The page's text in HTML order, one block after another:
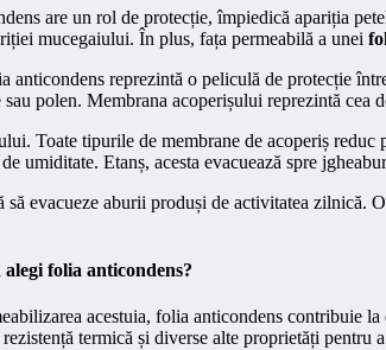
are un rol de protecție, împiedică apariția
mucegaiului. În plus, fața permeabilă a unei
anticondens reprezintă o peliculă de protecție
polen. Membrana acoperișului reprezintă
Toate tipurile de membrane de acoperiș
umiditate. Etanș, acesta evacuează spre
evacueze aburii produși de activitatea
folia anticondens?
acestuia, folia anticondens contribuie
termică și diverse alte proprietăți pentru